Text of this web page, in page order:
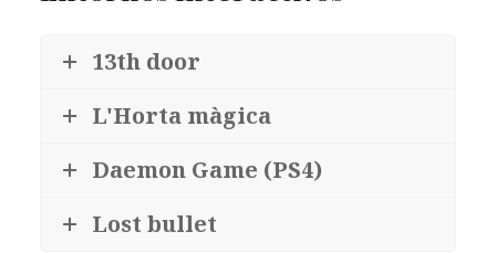
13th door
L'Horta màgica
Daemon Game (PS4)
Lost bullet